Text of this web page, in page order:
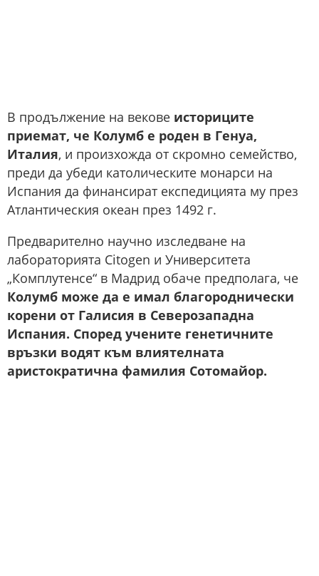
В продължение на векове историците
приемат, че Колумб е роден в Генуа,
Италия, и произхожда от скромно семейство,
преди да убеди католическите монарси на
Испания да финансират експедицията му през
Атлантическия океан през 1492 г.
Предварително научно изследване на
лабораторията Citogen и Университета
„Комплутенсе“ в Мадрид обаче предполага, че
Колумб може да е имал благороднически
корени от Галисия в Северозападна
Испания. Според учените генетичните
връзки водят към влиятелната
аристократична фамилия Сотомайор.